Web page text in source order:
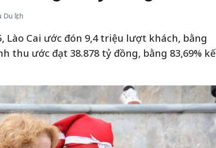
Du lịch
Lào Cai ước đón 9,4 triệu lượt khách, bằng
thu ước đạt 38.878 tỷ đồng, bằng 83,69% kế